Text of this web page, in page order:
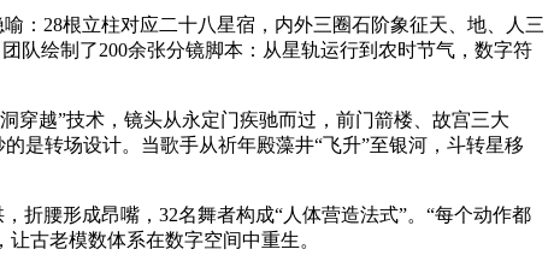
28根立柱对应二十八星宿，内外三圈石阶象征天、地、人三
队绘制了200余张分镜脚本：从星轨运行到农时节气，数字符
越”技术，镜头从永定门疾驰而过，前门箭楼、故宫三大
是转场设计。当歌手从祈年殿藻井“飞升”至银河，斗转星移
腰形成昂嘴，32名舞者构成“人体营造法式”。“每个动作都
古老模数体系在数字空间中重生。